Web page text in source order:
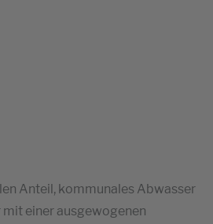
Anteil, kommunales Abwasser
einer ausgewogenen